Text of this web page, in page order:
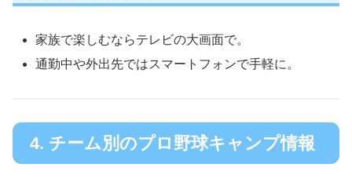
家族で楽しむならテレビの大画面で。
通勤中や外出先ではスマートフォンで手軽に。
4. チーム別のプロ野球キャンプ情報